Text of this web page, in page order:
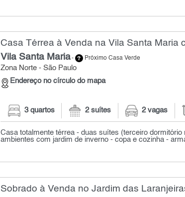
Casa Térrea à Venda na Vila Santa Maria
Vila Santa Maria- Próximo Casa Verde
Zona Norte - São Paulo
Endereço no círculo do mapa
3 quartos 2 suítes 2 vagas
Casa totalmente térrea - duas suítes (terceiro dormitório
ambientes com jardim de inverno - copa e cozinha -
Sobrado à Venda no Jardim das